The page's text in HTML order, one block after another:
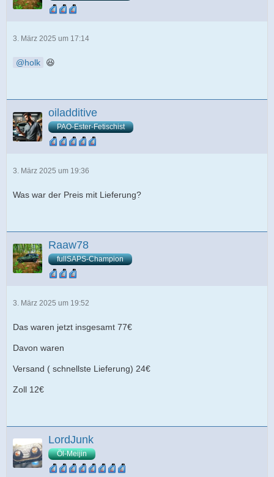
3. März 2025 um 17:14
holk 😆
oiladditive
PAO-Ester-Fetischist
3. März 2025 um 19:36
Was war der Preis mit Lieferung?
Raaw78
fullSAPS-Champion
3. März 2025 um 19:52
Das waren jetzt insgesamt 77€
Davon waren
Versand ( schnellste Lieferung) 24€
Zoll 12€
LordJunk
Öl-Meijin